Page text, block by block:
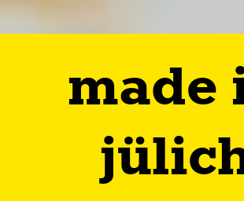
made